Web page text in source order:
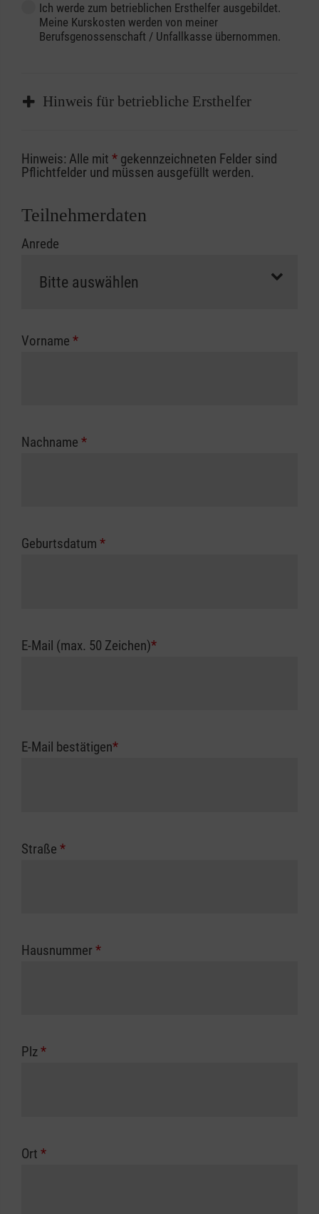
Ich werde zum betrieblichen Ersthelfer ausgebildet.
Meine Kurskosten werden von meiner
Berufsgenossenschaft / Unfallkasse übernommen.
Hinweis für betriebliche Ersthelfer
Sofern Sie ein Kostenübernahmeverfahren
Ihrer Berufsgenossenschaft / Unfallkasse
Abrechnungsunterlagen spätestens zu
erfolgt eine Abrechnung der vollen Kursgebühr
Die notwendigen Formulare für die
zuständigen Berufsgenossenschaft oder
Hinweis: Alle mit * gekennzeichneten Felder sind
Pflichtfelder und müssen ausgefüllt werden.
Teilnehmerdaten
Anrede
Vorname *
Nachname *
Geburtsdatum *
E-Mail (max. 50 Zeichen)*
E-Mail bestätigen*
Straße *
Hausnummer *
Plz*
Ort *